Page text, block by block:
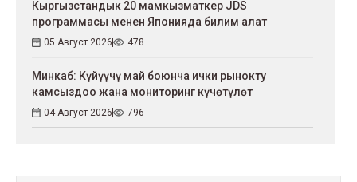
Кыргызстандык 20 мамкызматкер JDS
программасы менен Японияда билим алат
05 Август 2026 478
Минкаб: Күйүүчү май боюнча ички рынокту
камсыздоо жана мониторинг күчөтүлөт
04 Август 2026 796